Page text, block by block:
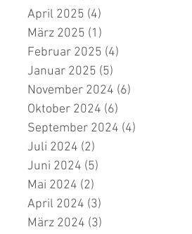
April 2025 (4)
März 2025 (1)
Februar 2025 (4)
Januar 2025 (5)
November 2024 (6)
Oktober 2024 (6)
September 2024 (4)
Juli 2024 (2)
Juni 2024 (5)
Mai 2024 (2)
April 2024 (3)
März 2024 (3)